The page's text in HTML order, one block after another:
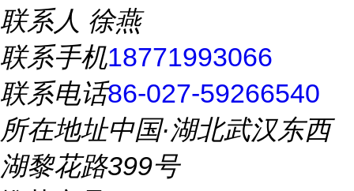
联系人 徐燕
联系手机18771993066
联系电话86-027-59266540
所在地址中国·湖北武汉东西
湖黎花路399号